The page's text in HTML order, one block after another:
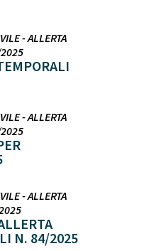
- ALLERTA
- ALLERTA
- ALLERTA
N. 84/2025